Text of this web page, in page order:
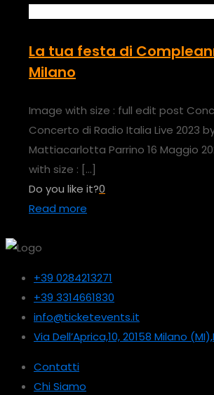
La tua festa di
Milano
Image with size : full edit post
Concerto di Radio Italia Live 2023
Mattiacarlotta Parrino 16 Maggio
with size : […]
Do you like it?0
Read more
+39 0284213271
+39 3314661830
info@ticketevents.it
Via Dell’Aprica,10, 20158 Milano
Contatti
Chi Siamo